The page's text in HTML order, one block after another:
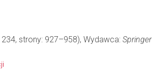
strony: 927–958), Wydawca: Springer